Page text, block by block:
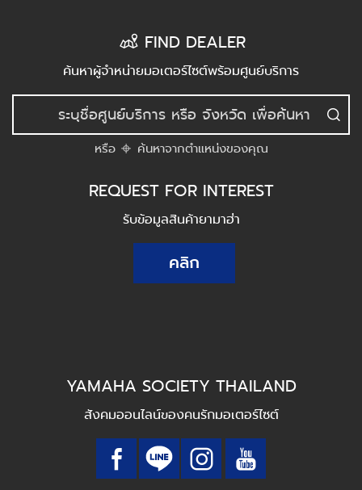
FIND DEALER
ค้นหาผู้จำหน่ายมอเตอร์ไซต์พร้อมศูนย์บริการ
หรือ ค้นหาจากตำแหน่งของคุณ
REQUEST FOR INTEREST
รับข้อมูลสินค้ายามาฮ่า
คลิก
YAMAHA SOCIETY THAILAND
สังคมออนไลน์ของคนรักมอเตอร์ไซต์